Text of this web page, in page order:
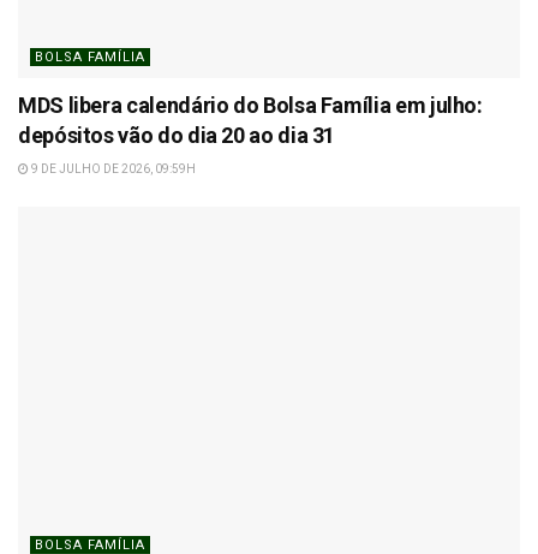
BOLSA FAMÍLIA
MDS libera calendário do Bolsa Família em julho:
depósitos vão do dia 20 ao dia 31
9 DE JULHO DE 2026, 09:59H
BOLSA FAMÍLIA